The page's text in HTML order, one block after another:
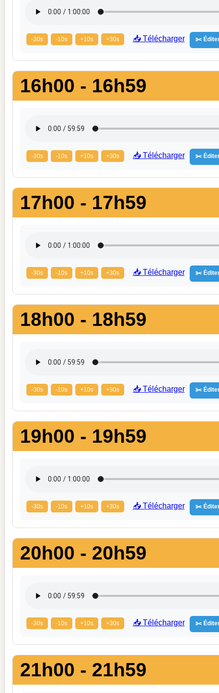
-30s -10s +10s +30s 📥 Télécharger ✂️
16h00 - 16h59
-30s -10s +10s +30s 📥 Télécharger ✂️
17h00 - 17h59
-30s -10s +10s +30s 📥 Télécharger ✂️
18h00 - 18h59
-30s -10s +10s +30s 📥 Télécharger ✂️
19h00 - 19h59
-30s -10s +10s +30s 📥 Télécharger ✂️
20h00 - 20h59
-30s -10s +10s +30s 📥 Télécharger ✂️
21h00 - 21h59